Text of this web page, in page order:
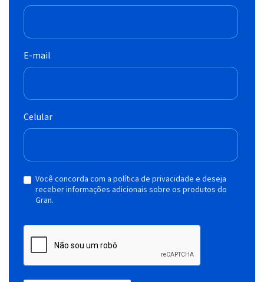
E-mail
Celular
Você concorda com a política de privacidade e deseja
receber informações adicionais sobre os produtos do
Gran.